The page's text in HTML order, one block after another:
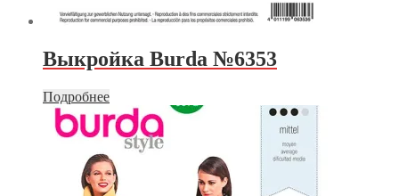
Выкройка Burda №6353
Подробнее